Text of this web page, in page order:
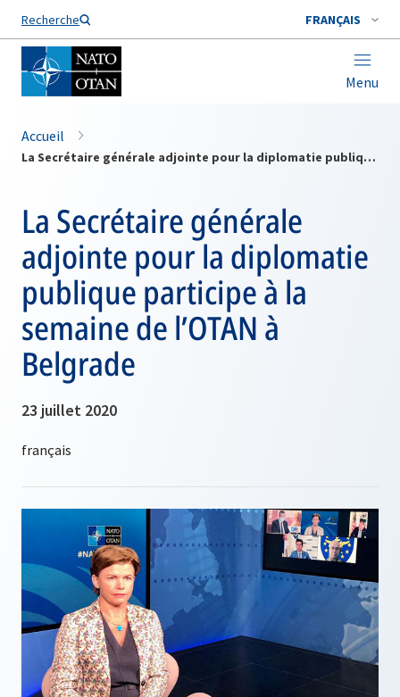
Recherche FRANÇAIS
Menu
Nom de famille*
Accueil
La Secrétaire générale adjointe pour la diplomatie publique participe à la semaine de l’OTAN à Belgrade
La Secrétaire générale
adjointe pour la diplomatie
publique participe à la
semaine de l’OTAN à
Belgrade
23 juillet 2020